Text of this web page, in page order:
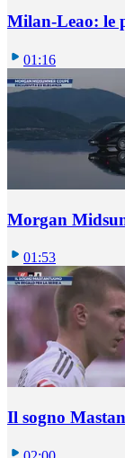
Milan-Leao: le
01:16
Morgan
01:53
Il sogno